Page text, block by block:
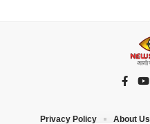
Privacy Policy About Us